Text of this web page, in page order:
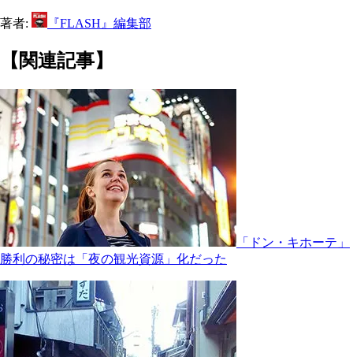
著者: 『FLASH』編集部
【関連記事】
「ドン・キホーテ」
勝利の秘密は「夜の観光資源」化だった